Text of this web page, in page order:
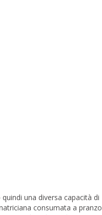
una diversa capacità di
consumata a pranzo